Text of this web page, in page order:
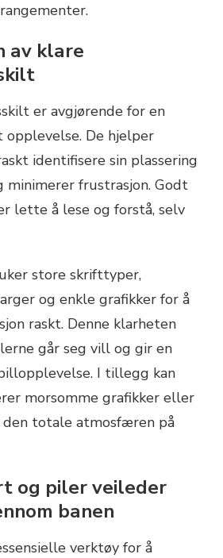
av klare
er avgjørende for en
De hjelper
identifisere sin plassering
minimerer frustrasjon. Godt
lette å lese og forstå, selv
store skrifttyper,
og enkle grafikker for å
raskt. Denne klarheten
går seg vill og gir en
I tillegg kan
morsomme grafikker eller
totale atmosfæren på
og piler veileder
banen
verktøy for å